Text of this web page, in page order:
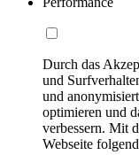
Durch das
und
und
optimieren und
verbessern. Mit
Webseite